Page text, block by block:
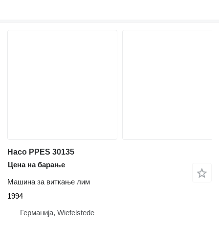
Haco PPES 30135
Цена на барање
Машина за виткање лим
1994
Германија, Wiefelstede